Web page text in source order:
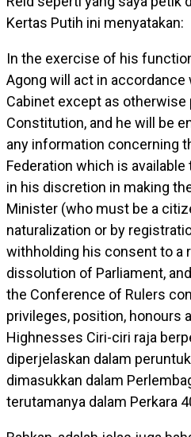
Kertas Putih ini menyatakan:
In the exercise of his
Agong will act in
Cabinet except as otherwise
Constitution, and he will be
any information concerning
Federation which is
in his discretion in making
Minister (who must be a
naturalization or by
withholding his consent to a
dissolution of Parliament,
the Conference of Rulers
privileges, position, honours
Highnesses Ciri-ciri raja
diperjelaskan dalam
dimasukkan dalam
terutamanya dalam Perkara